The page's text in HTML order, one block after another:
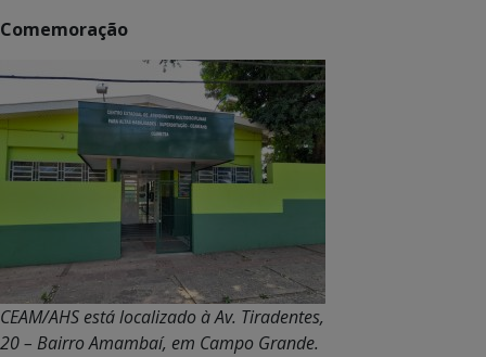
Comemoração
CEAM/AHS está localizado à Av. Tiradentes,
20 – Bairro Amambaí, em Campo Grande.